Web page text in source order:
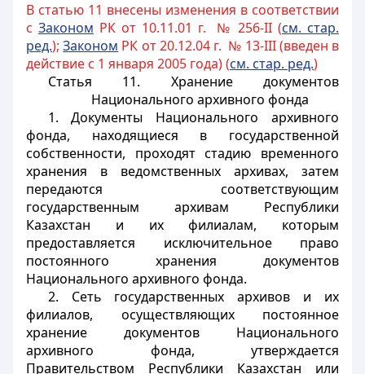
В статью 11 внесены изменения в соответствии
с Законом РК от 10.11.01 г. № 256-II (см. стар.
ред.);Законом РК от 20.12.04 г. № 13-III (введен в
действие с 1 января 2005 года) (см. стар. ред.)
Статья 11. Хранение документов
Национального архивного фонда
1. Документы Национального архивного
фонда, находящиеся в государственной
собственности, проходят стадию временного
хранения в ведомственных архивах, затем
передаются соответствующим
государственным архивам Республики
Казахстан и их филиалам, которым
предоставляется исключительное право
постоянного хранения документов
Национального архивного фонда.
2. Сеть государственных архивов и их
филиалов, осуществляющих постоянное
хранение документов Национального
архивного фонда, утверждается
Правительством Республики Казахстан или